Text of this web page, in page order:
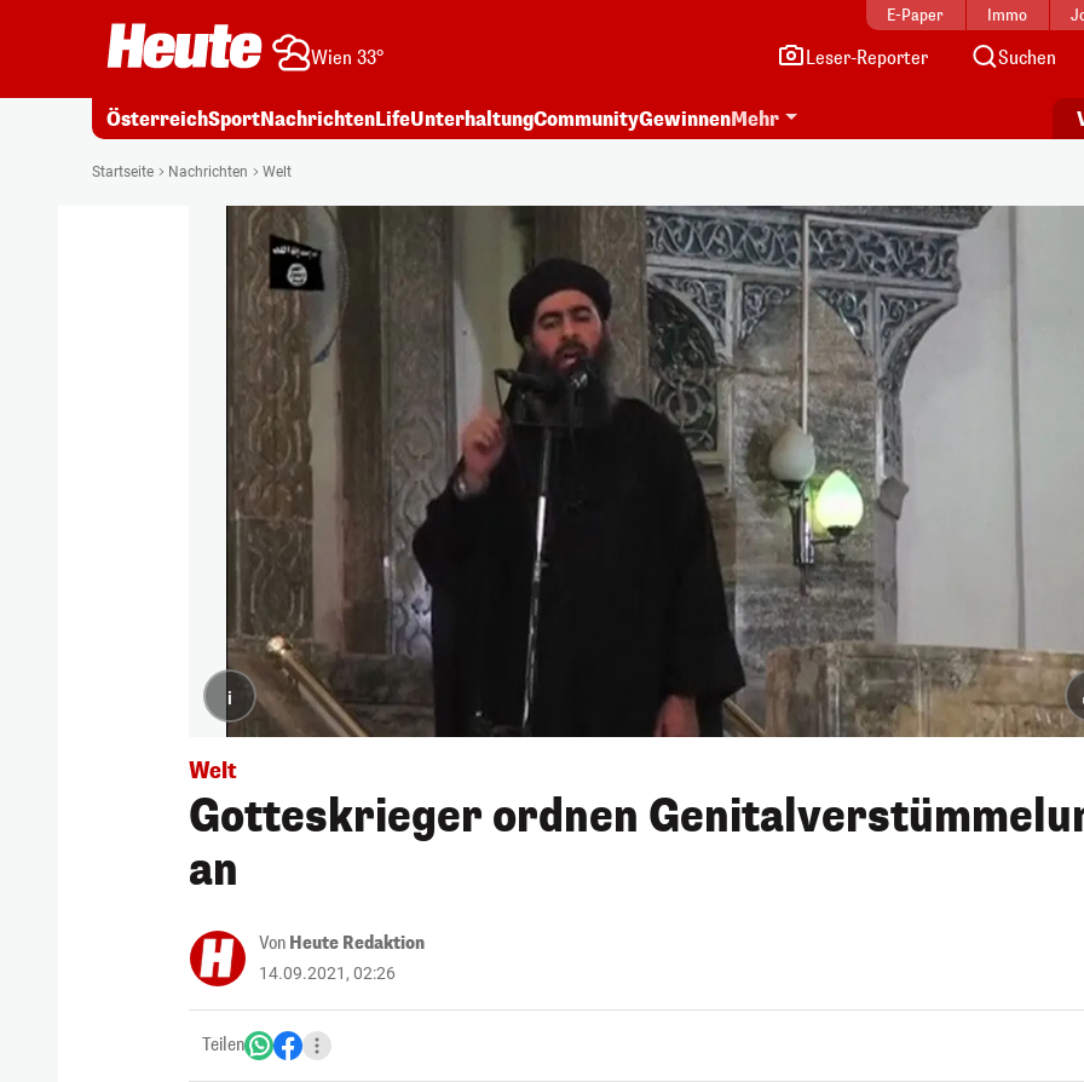
E-Paper Immo
Wien 33° Leser-Reporter Suchen
ÖsterreichSportNachrichtenLifeUnterhaltungCommunityGewinnenMehr
Startseite Nachrichten Welt
i
Welt
Gotteskrieger ordnen
an
Von Heute Redaktion
14.09.2021, 02:26
Teilen